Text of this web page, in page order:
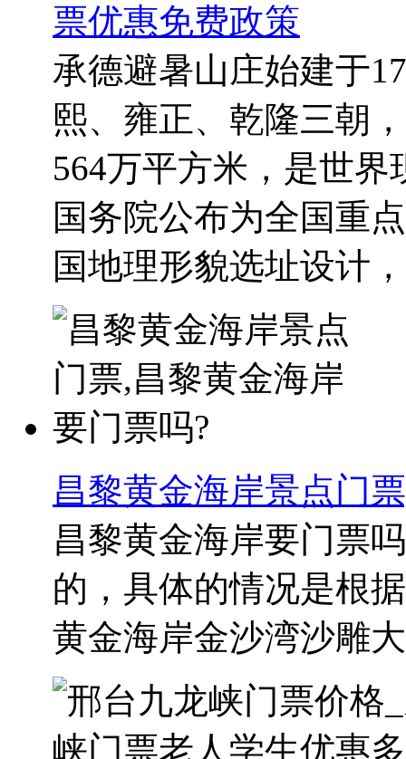
票优惠免费政策
承德避暑山庄始建于
熙、雍正、乾隆三朝
564万平方米，是世
国务院公布为全国重
国地理形貌选址设计
昌黎黄金海岸景点门
昌黎黄金海岸要门票
的，具体的情况是根
黄金海岸金沙湾沙雕